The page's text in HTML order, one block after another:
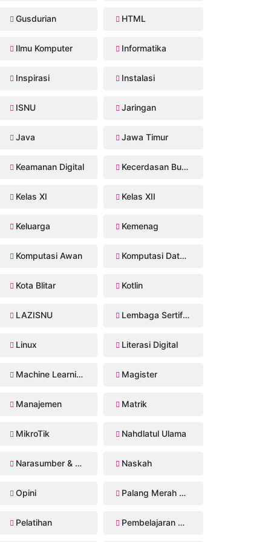
Gusdurian HTML
Ilmu Komputer Informatika
Inspirasi Instalasi
ISNU Jaringan
Java Jawa Timur
Keamanan Digital Kecerdasan Buatan
Kelas XI Kelas XII
Keluarga Kemenag
Komputasi Awan Komputasi Data Sains
Kota Blitar Kotlin
LAZISNU Lembaga Sertifikasi Profesi
Linux Literasi Digital
Machine Learning Magister
Manajemen Matrik
MikroTik Nahdlatul Ulama
Narasumber & Trainer Naskah
Opini Palang Merah Remaja
Pelatihan Pembelajaran Mendalam